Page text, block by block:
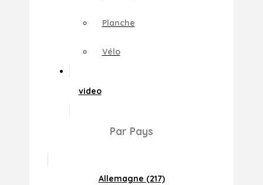
Planche
Vélo
video
Par Pays
Allemagne (217)